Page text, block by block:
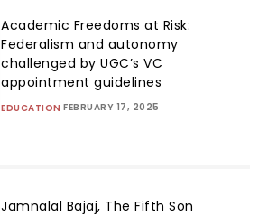
Academic Freedoms at Risk:
Federalism and autonomy
challenged by UGC’s VC
appointment guidelines
EDUCATION FEBRUARY 17, 2025
Jamnalal Bajaj, The Fifth Son